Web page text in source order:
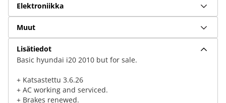
Elektroniikka
Muut
Lisätiedot
Basic hyundai i20 2010 but for sale.
+ Katsastettu 3.6.26
+ AC working and serviced.
+ Brakes renewed.